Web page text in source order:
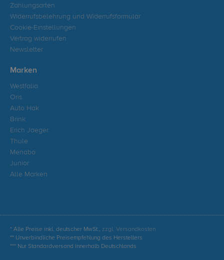
Zahlungsarten
Widerrufsbelehrung und Widerrufsformular
Cookie-Einstellungen
Vertrag widerrufen
Newsletter
Marken
Westfalia
Oris
Auto Hak
Brink
Erich Jaeger
Thule
Menabo
Junior
Alle Marken
* Alle Preise inkl. deutscher MwSt., zzgl. Versandkosten
** Unverbindliche Preisempfehlung des Herstellers
*** Nur Standardversand innerhalb Deutschlands